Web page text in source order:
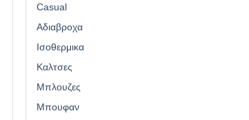
Casual
Αδιαβροχα
Ισοθερμικα
Καλτσες
Μπλουζες
Μπουφαν